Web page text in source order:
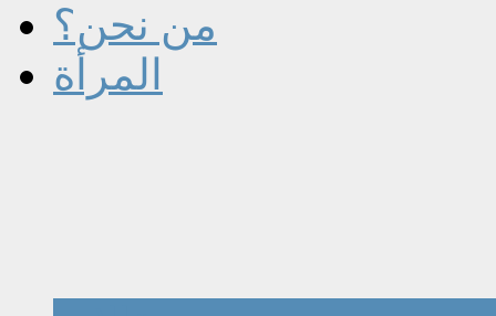
من نحن؟
المرأة